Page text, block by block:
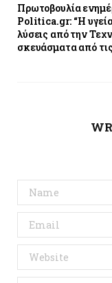
Πρωτοβουλία
Politica.gr: “Η υγεία
λύσεις από την
σκευάσματα από